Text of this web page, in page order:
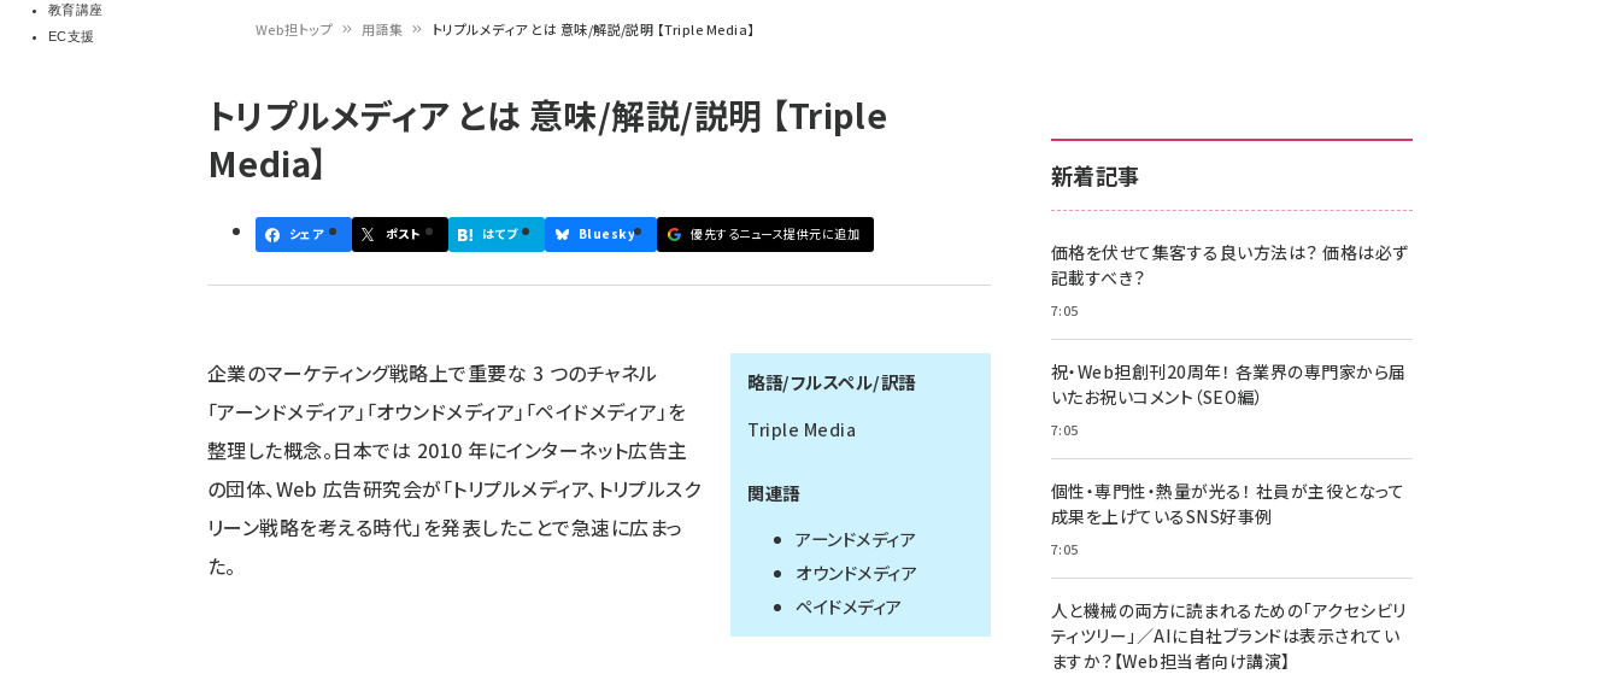
教育講座
EC支援
z世代 (1620)
meo (1274)
ン
く
ず
Web担トップ 用語集 トリプルメディア とは 意味/解説/説明 【Triple Media】
トリプルメディア とは 意味/解説/説明 【Triple
Media】
シェア ポスト はてブ Bluesky 優先するニュース提供元に追加
略語/フルスペル/訳語
Triple Media
関連語
アーンドメディア
オウンドメディア
ペイドメディア
企業のマーケティング戦略上で重要な 3 つのチャネル
「アーンドメディア」「オウンドメディア」「ペイドメディア」を
整理した概念。日本では 2010 年にインターネット広告主
の団体、Web 広告研究会が「トリプルメディア、トリプルスク
リーン戦略を考える時代」を発表したことで急速に広まっ
た。
新着記事
価格を伏せて集客する良い方法は？ 価格は必ず
記載すべき？
7:05
祝・Web担創刊20周年！ 各業界の専門家から届
いたお祝いコメント（SEO編）
7:05
個性・専門性・熱量が光る！ 社員が主役となって
成果を上げているSNS好事例
7:05
人と機械の両方に読まれるための「アクセシビリ
ティツリー」／AIに自社ブランドは表示されてい
ますか？【Web担当者向け講演】